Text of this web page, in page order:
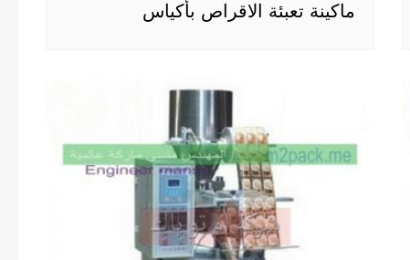
ماكينة تعبئة الاقراص بأكياس